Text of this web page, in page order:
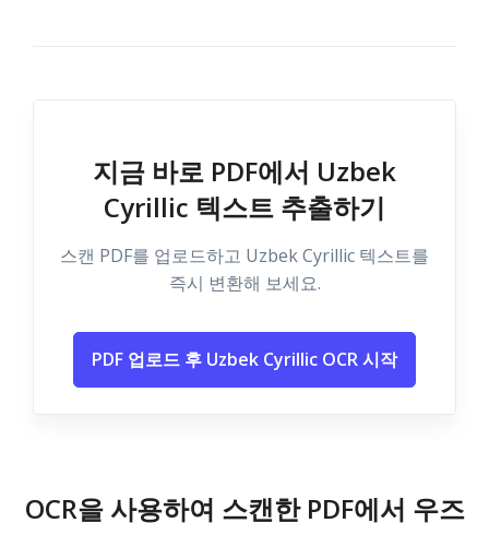
지금 바로 PDF에서 Uzbek
Cyrillic 텍스트 추출하기
스캔 PDF를 업로드하고 Uzbek Cyrillic 텍스트를
즉시 변환해 보세요.
PDF 업로드 후 Uzbek Cyrillic OCR 시작
OCR을 사용하여 스캔한 PDF에서 우즈